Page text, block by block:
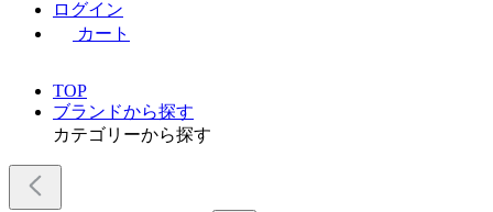
ログイン
カート
TOP
ブランドから探す
カテゴリーから探す